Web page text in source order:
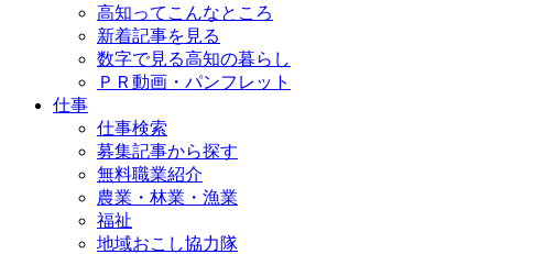
高知ってこんなところ
新着記事を見る
数字で見る高知の暮らし
ＰＲ動画・パンフレット
仕事
仕事検索
募集記事から探す
無料職業紹介
農業・林業・漁業
福祉
地域おこし協力隊